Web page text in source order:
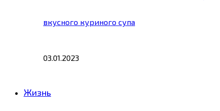
вкусного куриного супа
03.01.2023
Жизнь